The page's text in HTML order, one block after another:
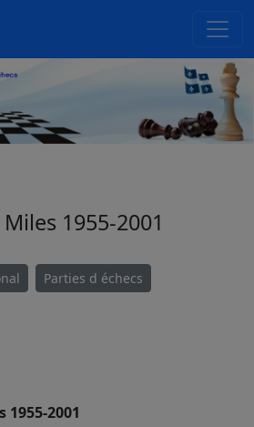
1955-2001
Parties d échecs
2001